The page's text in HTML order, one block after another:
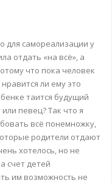
для самореализации у
отдать «на всё», а
что пока человек
ли ему это
таится будущий
певец? Так что я
всё понемножку,
родители отдают
хотелось, но не
счет детей
им возможность не